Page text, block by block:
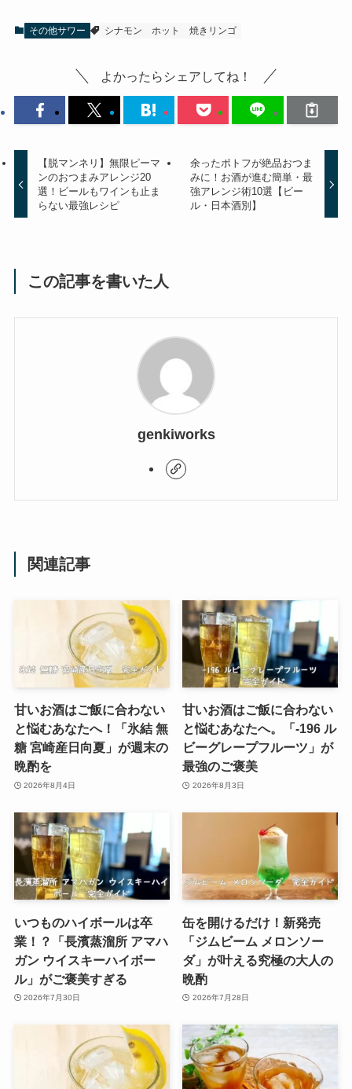
その他サワー シナモン ホット 焼きリンゴ
よかったらシェアしてね！
【脱マンネリ】無限ピーマ
ンのおつまみアレンジ20
選！ビールもワインも止ま
らない最強レシピ
余ったポトフが絶品おつま
みに！お酒が進む簡単・最
強アレンジ術10選【ビー
ル・日本酒別】
この記事を書いた人
genkiworks
関連記事
甘いお酒はご飯に合わない
と悩むあなたへ！「氷結 無
糖 宮崎産日向夏」が週末の
晩酌を
2026年8月4日
甘いお酒はご飯に合わない
と悩むあなたへ。「-196 ル
ビーグレープフルーツ」が
最強のご褒美
2026年8月3日
いつものハイボールは卒
業！？「長濱蒸溜所 アマハ
ガン ウイスキーハイボー
ル」がご褒美すぎる
2026年7月30日
缶を開けるだけ！新発売
「ジムビーム メロンソー
ダ」が叶える究極の大人の
晩酌
2026年7月28日